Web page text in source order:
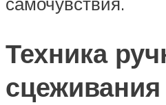
Техника
сцеживания